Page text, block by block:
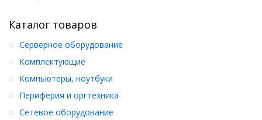
Каталог товаров
Серверное оборудование
Комплектующие
Компьютеры, ноутбуки
Периферия и оргтехника
Сетевое оборудование